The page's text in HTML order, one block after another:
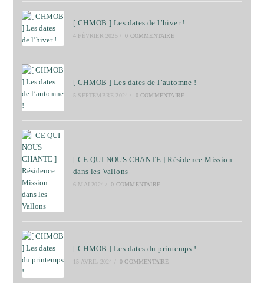
[ CHMOB ] Les dates de l’hiver !
4 FÉVRIER 2025 0 COMMENTAIRE
[ CHMOB ] Les dates de l’automne !
5 SEPTEMBRE 2024 0 COMMENTAIRE
[ CE QUI NOUS CHANTE ] Résidence Mission
dans les Vallons
6 MAI 2024 0 COMMENTAIRE
[ CHMOB ] Les dates du printemps !
15 AVRIL 2024 0 COMMENTAIRE